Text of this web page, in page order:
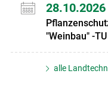
28.10.2026
"Weinbau" -TU
alle